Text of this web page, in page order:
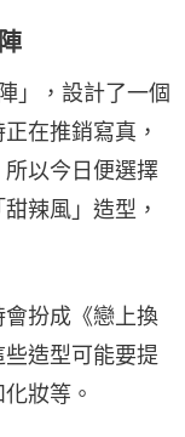
」，設計了一個
在推銷寫真，
以今日便選擇
辣風」造型，
扮成《戀上換
造型可能要提
妝等。